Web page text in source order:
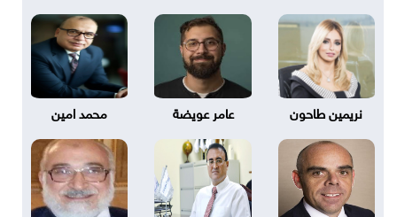
نريمين طاحون عامر عويضة محمد امين